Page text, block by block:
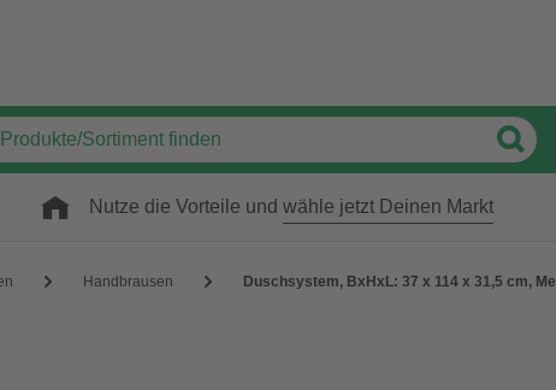
Nutze die Vorteile und wähle jetzt Deinen Markt
Handbrausen Duschsystem, BxHxL: 37 x 114 x 31,5 cm,